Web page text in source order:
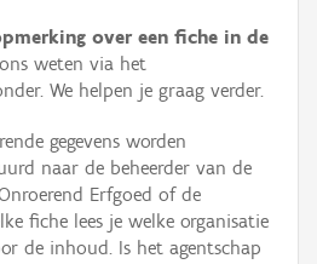
over een fiche in de
weten via het
We helpen je graag verder.
gegevens worden
naar de beheerder van de
Erfgoed of de
fiche lees je welke organisatie
de inhoud. Is het agentschap